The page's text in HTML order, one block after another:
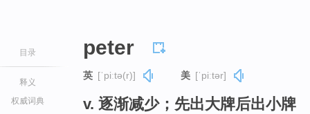
目录
释义
权威词典
peter
英 [ˈpiːtə(r)] 美 [ˈpiːtər]
v. 逐渐减少；先出大牌后出小牌